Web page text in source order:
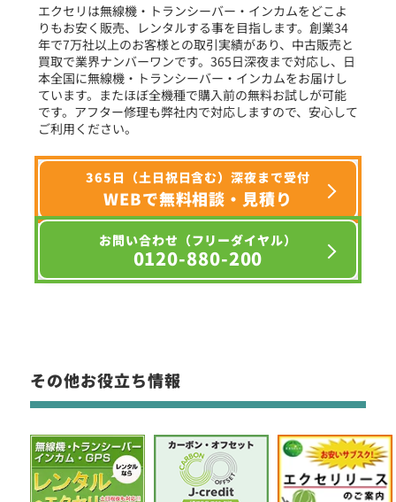
選択条件をリセット
エクセリは無線機・トランシーバー・インカムをどこよ
りもお安く販売、レンタルする事を目指します。創業34
年で7万社以上のお客様との取引実績があり、中古販売と
買取で業界ナンバーワンです。365日深夜まで対応し、日
本全国に無線機・トランシーバー・インカムをお届けし
ています。またほぼ全機種で購入前の無料お試しが可能
です。アフター修理も弊社内で対応しますので、安心して
ご利用ください。
365日（土日祝日含む）深夜まで受付
WEBで無料相談・見積り
お問い合わせ（フリーダイヤル）
0120-880-200
その他お役立ち情報